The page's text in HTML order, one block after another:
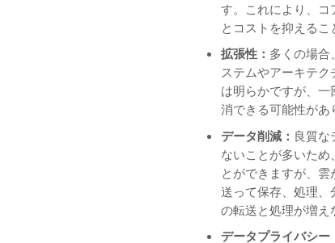
す。これにより、
とコストを抑えるこ
拡張性： 多くの場合
ステムやアーキテ
は明らかですが、
消できる可能性があ
データ削減： 良質な
ないことが多いた
とができますが、
送って保存、処理
の転送と処理が増え
データプライバシー